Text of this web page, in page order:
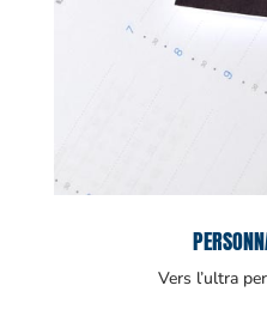
Vers l’ultra